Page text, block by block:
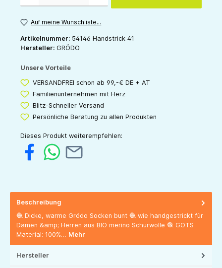
Auf meine Wunschliste...
Artikelnummer: 54146 Handstrick 41
Hersteller: GRÖDO
Unsere Vorteile
VERSANDFREI schon ab 99,-€ DE + AT
Familienunternehmen mit Herz
Blitz-Schneller Versand
Persönliche Beratung zu allen Produkten
Dieses Produkt weiterempfehlen:
Beschreibung
🧶 Dicke, warme Grödo Socken bunt 🧶 wie handgestrickt für
Damen &amp; Herren aus BIO merino Schurwolle 🧶 GOTS
Material: 100%… Mehr
Hersteller